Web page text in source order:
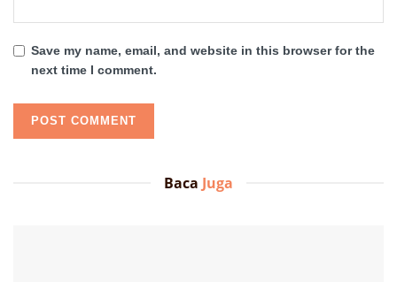
Save my name, email, and website in this browser for the
next time I comment.
Baca Juga